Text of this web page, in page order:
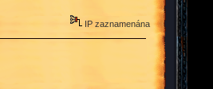
IP zaznamenána